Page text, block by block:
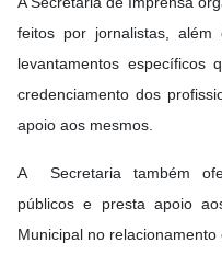
feitos por jornalistas,
levantamentos específicos
credenciamento dos
apoio aos mesmos.
A Secretaria também
públicos e presta apoio
Municipal no relacionamento